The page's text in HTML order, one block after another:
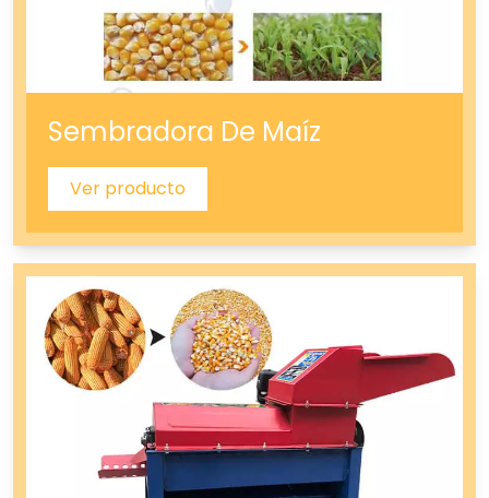
Sembradora De Maíz
Ver producto